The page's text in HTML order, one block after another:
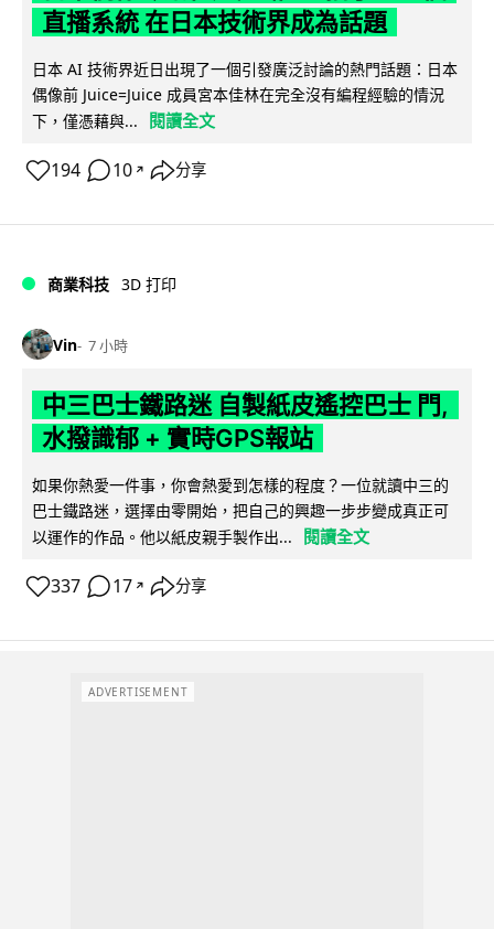
直播系統 在日本技術界成為話題
日本 AI 技術界近日出現了一個引發廣泛討論的熱門話題：日本
偶像前 Juice=Juice 成員宮本佳林在完全沒有編程經驗的情況
下，僅憑藉與...
閱讀全文
194 10 ↗ 分享
商業科技 3D 打印
Vin 7 小時
中三巴士鐵路迷 自製紙皮遙控巴士 門,
水撥識郁 + 實時GPS報站
如果你熱愛一件事，你會熱愛到怎樣的程度？一位就讀中三的
巴士鐵路迷，選擇由零開始，把自己的興趣一步步變成真正可
以運作的作品。他以紙皮親手製作出...
閱讀全文
337 17 ↗ 分享
ADVERTISEMENT